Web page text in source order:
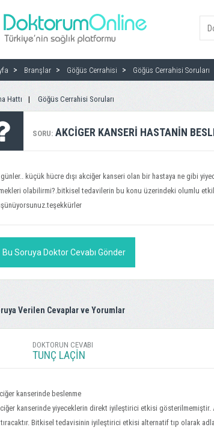
Branşlar Göğüs Cerrahisi Göğüs Cerrahisi Soruları
Hattı Göğüs Cerrahisi Soruları
SORU: AKCIGER KANSERI HASTANIN
küçük hücre dışı akciğer kanseri olan bir hastaya ne gibi
olabilirmi?.bitkisel tedavilerin bu konu üzerindeki olumlu
Bu Soruya Doktor Cevabı Gönder
Verilen Cevaplar ve Yorumlar
DOKTORUN CEVABI
TUNÇ LAÇİN
kanserinde beslenme
kanserinde yiyeceklerin direkt iyileştirici etkisi
Bitkisel tedavisinin iyileştirici etkisi alternatif tıp olarak